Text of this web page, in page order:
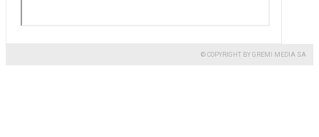
© COPYRIGHT BY GREMI MEDIA SA